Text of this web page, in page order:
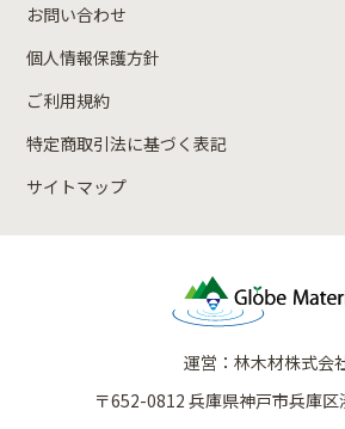
お問い合わせ
個人情報保護方針
ご利用規約
特定商取引法に基づく表記
サイトマップ
運営：林木材株式会
〒652-0812 兵庫県神戸市兵庫